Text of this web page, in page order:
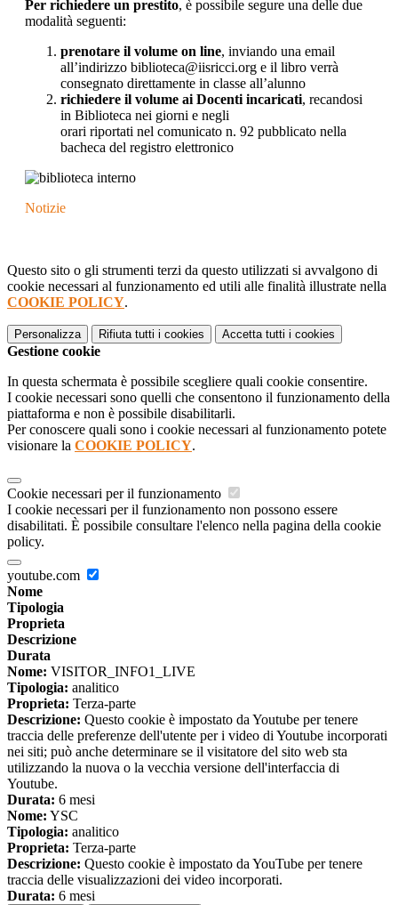
Per richiedere un prestito, è possibile segure una delle due
modalità seguenti:
prenotare il volume on line, inviando una email
all’indirizzo biblioteca@iisricci.org e il libro verrà
consegnato direttamente in classe all’alunno
richiedere il volume ai Docenti incaricati, recandosi
in Biblioteca nei giorni e negli
orari riportati nel comunicato n. 92 pubblicato nella
bacheca del registro elettronico
Notizie
Questo sito o gli strumenti terzi da questo utilizzati si avvalgono di
cookie necessari al funzionamento ed utili alle finalità illustrate nella
COOKIE POLICY.
Personalizza Rifiuta tutti i cookies Accetta tutti i cookies
Gestione cookie
In questa schermata è possibile scegliere quali cookie consentire.
I cookie necessari sono quelli che consentono il funzionamento della
piattaforma e non è possibile disabilitarli.
Per conoscere quali sono i cookie necessari al funzionamento potete
visionare la COOKIE POLICY.
Cookie necessari per il funzionamento
I cookie necessari per il funzionamento non possono essere
disabilitati. È possibile consultare l'elenco nella pagina della cookie
policy.
youtube.com
Nome
Tipologia
Proprieta
Descrizione
Durata
Nome: VISITOR_INFO1_LIVE
Tipologia: analitico
Proprieta: Terza-parte
Descrizione: Questo cookie è impostato da Youtube per tenere
traccia delle preferenze dell'utente per i video di Youtube incorporati
nei siti; può anche determinare se il visitatore del sito web sta
utilizzando la nuova o la vecchia versione dell'interfaccia di
Youtube.
Durata: 6 mesi
Nome: YSC
Tipologia: analitico
Proprieta: Terza-parte
Descrizione: Questo cookie è impostato da YouTube per tenere
traccia delle visualizzazioni dei video incorporati.
Durata: 6 mesi